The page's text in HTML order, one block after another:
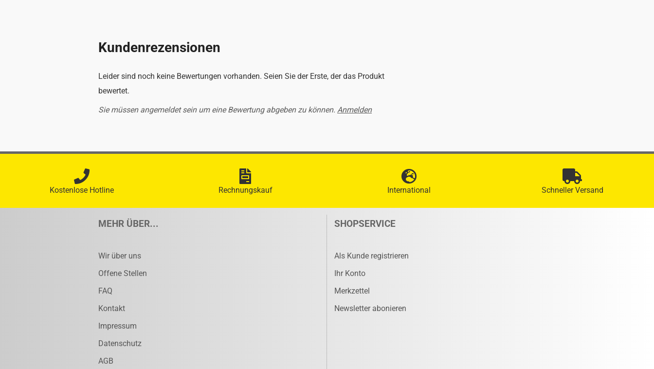
Kundenrezensionen
Leider sind noch keine Bewertungen vorhanden. Seien Sie der Erste, der das Produkt
bewertet.
Sie müssen angemeldet sein um eine Bewertung abgeben zu können. Anmelden
Kostenlose Hotline Rechnungskauf International Schneller Versand
MEHR ÜBER...
Wir über uns
Offene Stellen
FAQ
Kontakt
Impressum
Datenschutz
AGB
SHOPSERVICE
Als Kunde registrieren
Ihr Konto
Merkzettel
Newsletter abonieren